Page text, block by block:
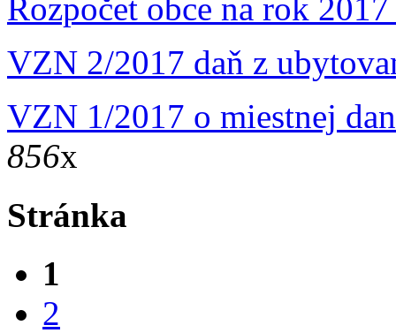
Rozpočet obce na rok
VZN 2/2017 daň z
VZN 1/2017 o miestnej
856x
Stránka
1
2